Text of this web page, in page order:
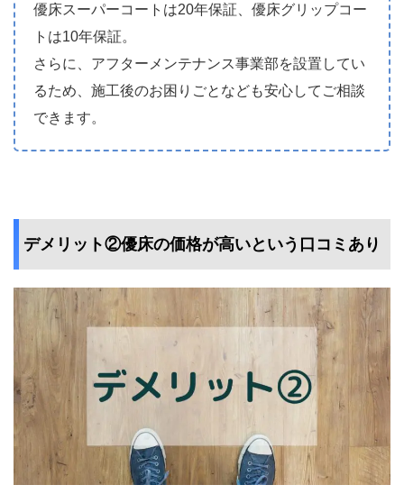
優床スーパーコートは20年保証、優床グリップコー
トは10年保証。
さらに、アフターメンテナンス事業部を設置してい
るため、施工後のお困りごとなども安心してご相談
できます。
デメリット②優床の価格が高いという口コミあり